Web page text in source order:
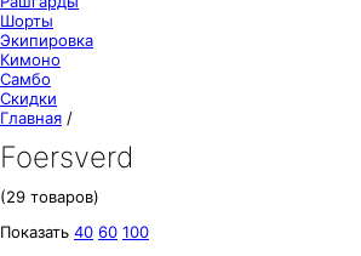
Шорты
Экипировка
Кимоно
Самбо
Скидки
Главная /
Foersverd
(29 товаров)
Показать 40 60 100